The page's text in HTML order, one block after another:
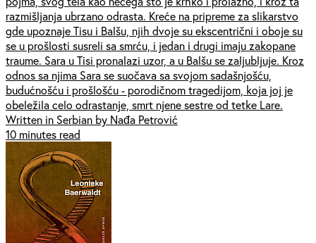
razmišljanja ubrzano odrasta. Kreće na pripreme za slikarstvo
gde upoznaje Tisu i Balšu, njih dvoje su ekscentrični i oboje su
se u prošlosti susreli sa smrću, i jedan i drugi imaju zakopane
traume. Sara u Tisi pronalazi uzor, a u Balšu se zaljubljuje. Kroz
odnos sa njima Sara se suočava sa svojom sadašnjošću,
budućnošću i prošlošću - porodičnom tragedijom, koja joj je
obeležila celo odrastanje, smrt njene sestre od tetke Lare.
Written in Serbian by Nađa Petrović
10 minutes read